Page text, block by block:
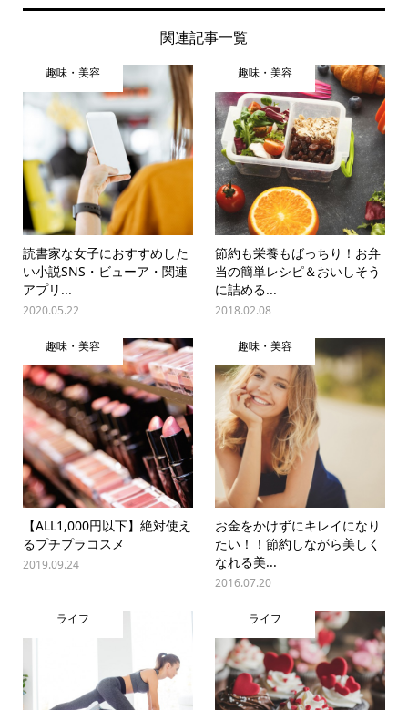
関連記事一覧
趣味・美容
読書家な女子におすすめした
い小説SNS・ビューア・関連
アプリ...
2020.05.22
趣味・美容
節約も栄養もばっちり！お弁
当の簡単レシピ＆おいしそう
に詰める...
2018.02.08
趣味・美容
【ALL1,000円以下】絶対使え
るプチプラコスメ
2019.09.24
趣味・美容
お金をかけずにキレイになり
たい！！節約しながら美しく
なれる美...
2016.07.20
ライフ ライフ